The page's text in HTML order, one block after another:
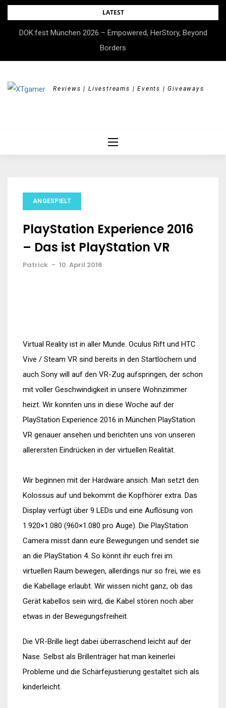
Skip
content
LATEST
DOK.fest München 2026 – Empowered, HerStory, Beyond
Borders
Reviews | Livestreams | Events | Giveaways
ANGESPIELT
PlayStation Experience 2016
– Das ist PlayStation VR
Patrick - 10. April 2016
Virtual Reality ist in aller Munde. Oculus Rift und HTC
Vive / Steam VR sind bereits in den Startlöchern und
auch Sony will auf den VR-Zug aufspringen, der schon
mit voller Geschwindigkeit in unsere Wohnzimmer
heizt. Wir konnten uns in diese Woche auf der
PlayStation Experience 2016 in München PlayStation
VR genauer ansehen und berichten uns von unseren
allerersten Eindrücken in der virtuellen Realität.
Wir beginnen mit der Hardware ansich. Man setzt den
Kolossus auf und bekommt die Kopfhörer extra. Das
Display verfügt über 9 LEDs und eine Auflösung von
1.920×1.080 (960×1.080 pro Auge). Die PlayStation
Camera misst dann eure Bewegungen und sendet sie
an die PlayStation 4. So könnt ihr euch frei im
virtuellen Raum bewegen, allerdings nur so frei, wie es
die Kabellage erlaubt. Wir wissen nicht ganz, ob das
Gerät kabellos sein wird, die Kabel stören noch aber
etwas in der Bewegungsfreiheit.
Die VR-Brille liegt dabei überraschend leicht auf der
Nase. Selbst als Brillenträger hat man keinerlei
Probleme und die Schärfejustierung gestaltet sich als
kinderleicht.